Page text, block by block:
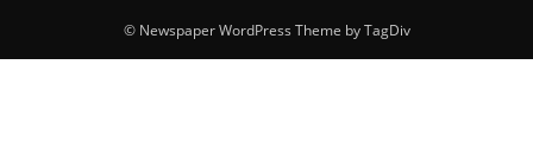
© Newspaper WordPress Theme by TagDiv